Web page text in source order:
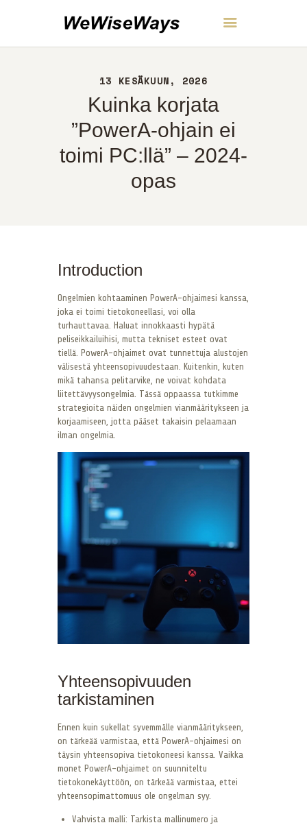
13 KESÄKUUN, 2026
Kuinka korjata
”PowerA-ohjain ei
toimi PC:llä” – 2024-
opas
WeWiseWays
YHTEYS
POLITIIKKA
SUOMI
Introduction
Ongelmien kohtaaminen PowerA-ohjaimesi kanssa,
joka ei toimi tietokoneellasi, voi olla
turhauttavaa. Haluat innokkaasti hypätä
peliseikkailuihisi, mutta tekniset esteet ovat
tiellä. PowerA-ohjaimet ovat tunnettuja alustojen
välisestä yhteensopivuudestaan. Kuitenkin, kuten
mikä tahansa pelitarvike, ne voivat kohdata
liitettävyysongelmia. Tässä oppaassa tutkimme
strategioita näiden ongelmien vianmääritykseen ja
korjaamiseen, jotta pääset takaisin pelaamaan
ilman ongelmia.
Yhteensopivuuden
tarkistaminen
Ennen kuin sukellat syvemmälle vianmääritykseen,
on tärkeää varmistaa, että PowerA-ohjaimesi on
täysin yhteensopiva tietokoneesi kanssa. Vaikka
monet PowerA-ohjaimet on suunniteltu
tietokonekäyttöön, on tärkeää varmistaa, ettei
yhteensopimattomuus ole ongelman syy.
Vahvista malli: Tarkista mallinumero ja